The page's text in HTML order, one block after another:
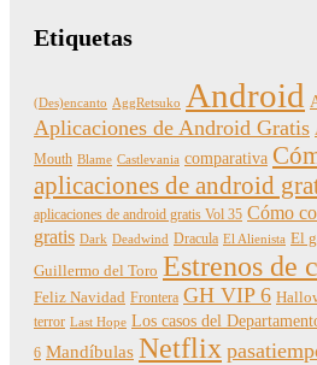
Etiquetas
(Des)encanto AggRetsuko Android
Aplicaciones de Android Gratis
Mouth Blame Castlevania comparativa
aplicaciones de android
aplicaciones de android gratis Vol 35 Cómo
gratis Dark Deadwind Dracula El Alienista El
Guillermo del Toro Estrenos de
Feliz Navidad Frontera GH VIP 6
terror Last Hope Los casos del
6 Mandíbulas Netflix